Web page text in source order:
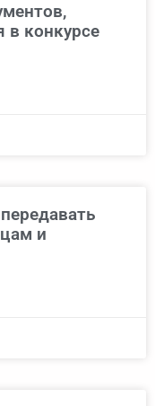
в конкурсе
и